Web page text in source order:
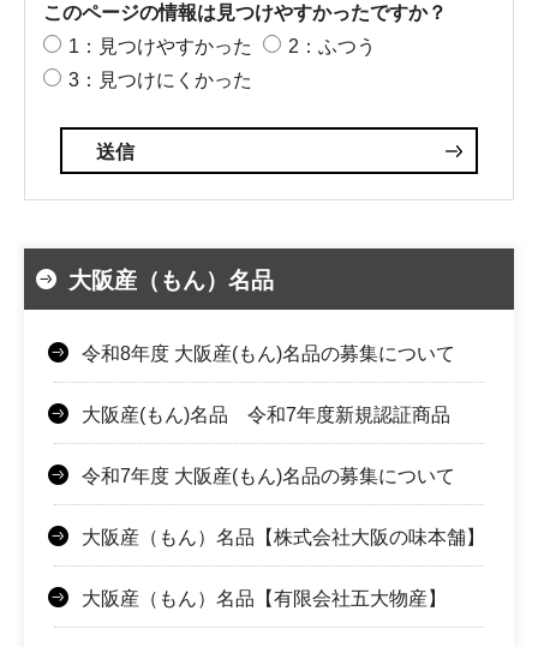
このページの情報は見つけやすかったですか？
1：見つけやすかった
2：ふつう
3：見つけにくかった
大阪産（もん）名品
令和8年度 大阪産(もん)名品の募集について
大阪産(もん)名品 令和7年度新規認証商品
令和7年度 大阪産(もん)名品の募集について
大阪産（もん）名品【株式会社大阪の味本舗】
大阪産（もん）名品【有限会社五大物産】